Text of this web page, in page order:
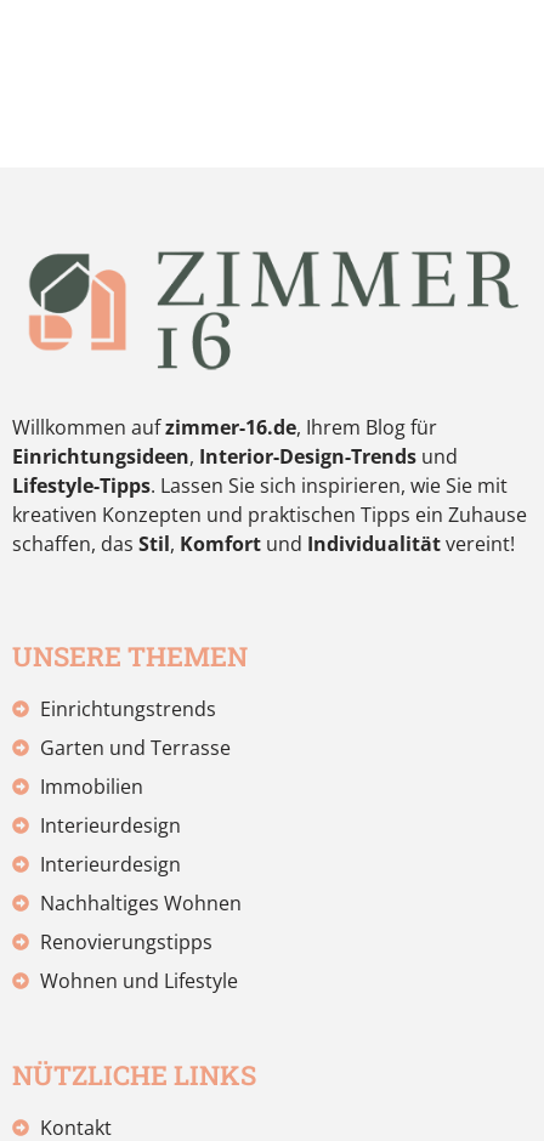
Willkommen aufzimmer-16.de, Ihrem Blog für
Einrichtungsideen, Interior-Design-Trends und
Lifestyle-Tipps. Lassen Sie sich inspirieren, wie Sie mit
kreativen Konzepten und praktischen Tipps ein Zuhause
schaffen, das Stil, Komfort und Individualitätvereint!
UNSERE THEMEN
Einrichtungstrends
Garten und Terrasse
Immobilien
Interieurdesign
Interieurdesign
Nachhaltiges Wohnen
Renovierungstipps
Wohnen und Lifestyle
NÜTZLICHE LINKS
Kontakt